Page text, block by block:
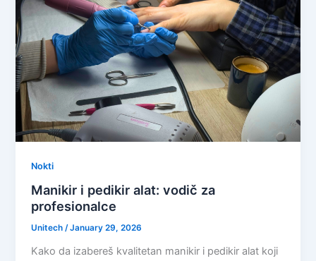
Nokti
Manikir i pedikir alat: vodič za
profesionalce
Unitech/January 29, 2026
Kako da izabereš kvalitetan manikir i pedikir alat koji